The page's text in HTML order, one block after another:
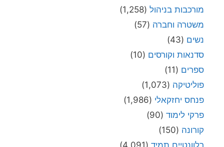
מורכבות בניהול (1,258)
משטרה וחברה (57)
נשים (43)
סדנאות וקורסים (10)
ספרים (11)
פוליטיקה (1,073)
פנחס יחזקאלי (1,986)
פרקי לימוד (90)
קורונה (150)
רלוונטיים תמיד (4,091)